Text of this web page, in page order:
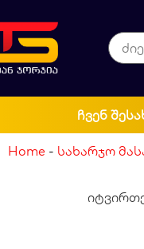
ჩვენ
Home - სახარჯო